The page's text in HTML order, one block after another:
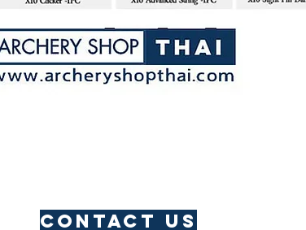
Contact us